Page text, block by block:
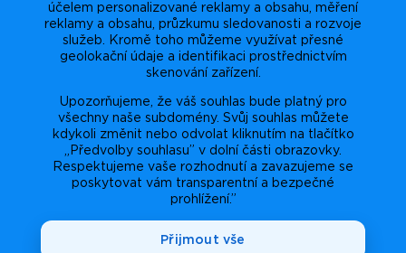
účelem personalizované reklamy a obsahu, měření
reklamy a obsahu, průzkumu sledovanosti a rozvoje
služeb. Kromě toho můžeme využívat přesné
geolokační údaje a identifikaci prostřednictvím
skenování zařízení.
Upozorňujeme, že váš souhlas bude platný pro
všechny naše subdomény. Svůj souhlas můžete
kdykoli změnit nebo odvolat kliknutím na tlačítko
„Předvolby souhlasu” v dolní části obrazovky.
Respektujeme vaše rozhodnutí a zavazujeme se
poskytovat vám transparentní a bezpečné
prohlížení.”
Přijmout vše